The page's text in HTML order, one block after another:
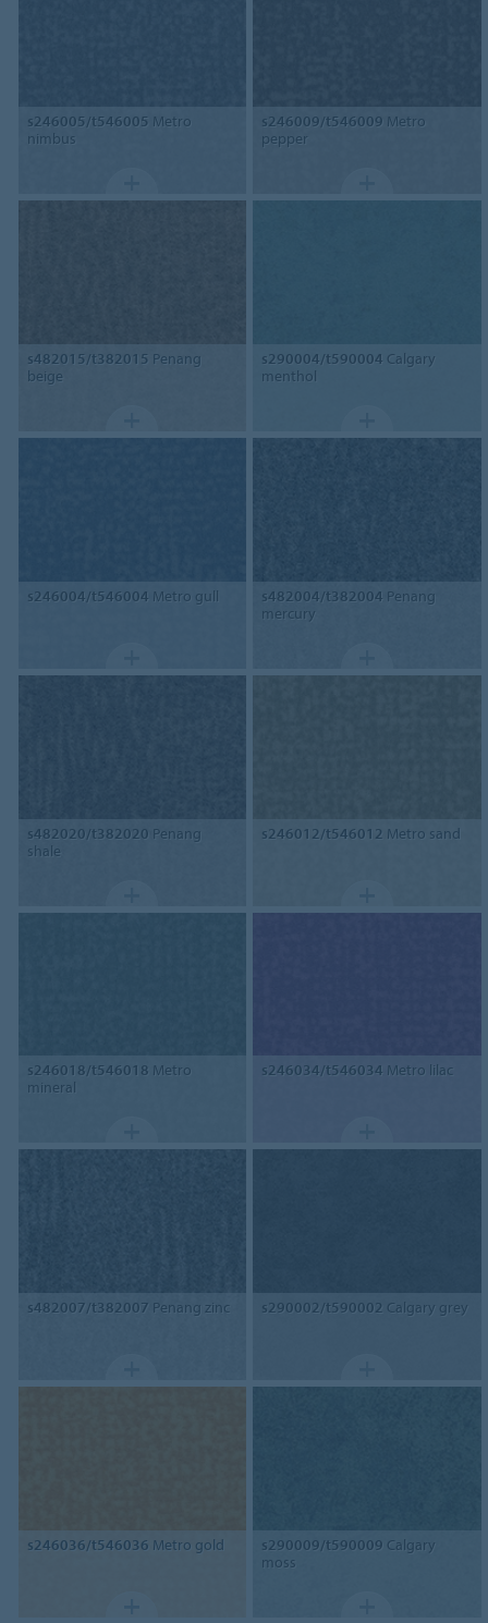
s246005/t546005 Metro
nimbus
s246009/t546009 Metro
pepper
s482015/t382015 Penang
beige
s290004/t590004 Calgary
menthol
s246004/t546004 Metro gull s482004/t382004 Penang
mercury
s482020/t382020 Penang
shale
s246012/t546012 Metro sand
s246018/t546018 Metro
mineral
s246034/t546034 Metro lilac
s482007/t382007 Penang zinc s290002/t590002 Calgary grey
s246036/t546036 Metro gold s290009/t590009 Calgary
moss